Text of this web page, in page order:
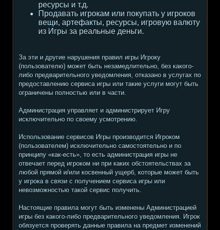
ресурсы и т.д.
Продавать игрокам или покупать у игроков
вещи, артефакты, ресурсы, игровую валюту
из Игры за реальные деньги.
За эти и другие нарушения правил игры Игроку
(пользователю) может быть незамедлительно, без какого-
либо предварительного уведомления, отказано в услугах по
предоставлению сервиса игры или такие услуги могут быть
ограничены полностью или в части.
Администрация управляет и администрирует Игру
исключительно по своему усмотрению.
Использование сервисов Игры производится Игроком
(пользователем) исключительно самостоятельно и по
принципу «как-есть», то есть администрация игры не
отвечает перед игроком ни при каких обстоятельствах за
любой прямой и/или косвенный ущерб, которые может быть
у игрока в связи с получением сервиса игры или
невозможностью такой сервис получить.
Настоящие правила могут быть изменены Администрацией
игры без какого-либо предварительного уведомления. Игрок
обязуется проверять данные правила на предмет изменений